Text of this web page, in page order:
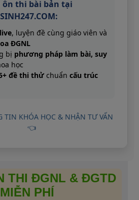
ôn thi bài bản tại
, luyện đề cùng giáo viên và
ĐGNL
bị phương pháp làm bài, suy
học
đề thi thử chuẩn cấu trúc
TIN KHÓA HỌC & NHẬN TƯ VẤN
👈
THI ĐGNL & ĐGTD
MIỄN PHÍ